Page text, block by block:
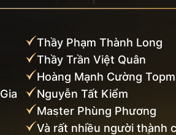
Thầy Phạm Thành Long
Thầy Trần Việt Quân
Hoàng Mạnh Cường
Nguyễn Tất Kiểm
Master Phùng Phương
Và rất nhiều người thành